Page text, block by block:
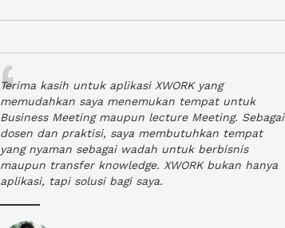
Terima kasih untuk aplikasi XWORK yang
memudahkan saya menemukan tempat untuk
Business Meeting maupun lecture Meeting. Sebagai
dosen dan praktisi, saya membutuhkan tempat
yang nyaman sebagai wadah untuk berbisnis
maupun transfer knowledge. XWORK bukan hanya
aplikasi, tapi solusi bagi saya.